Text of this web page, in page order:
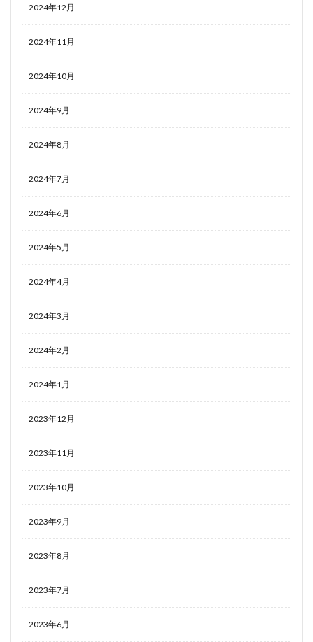
2024年12月
2024年11月
2024年10月
2024年9月
2024年8月
2024年7月
2024年6月
2024年5月
2024年4月
2024年3月
2024年2月
2024年1月
2023年12月
2023年11月
2023年10月
2023年9月
2023年8月
2023年7月
2023年6月